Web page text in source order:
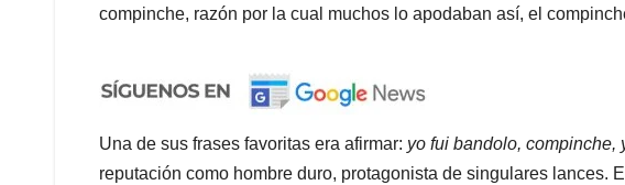
compinche, razón por la cual muchos lo apodaban así, el
Una de sus frases favoritas era afirmar: yo fui bandolo, compinche,
reputación como hombre duro, protagonista de singulares lances.